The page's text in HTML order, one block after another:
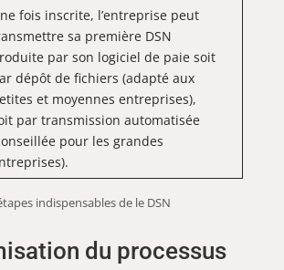
fois inscrite, l’entreprise peut
sa première DSN
par son logiciel de paie soit
dépôt de fichiers (adapté aux
et moyennes entreprises),
par transmission automatisée
pour les grandes
indispensables de le DSN
du processus